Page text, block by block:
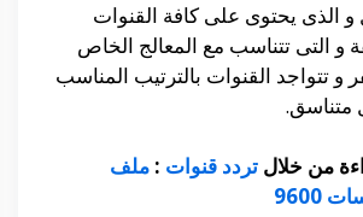
و الذى يحتوى على كافة القنوات
و التى تتناسب مع المعالج الخاص
و تتواجد القنوات بالترتيب المناسب
متناسق.
من خلال تردد قنوات : ملف